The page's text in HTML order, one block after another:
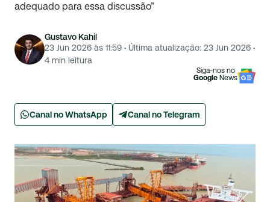
adequado para essa discussão”
Gustavo Kahil
23 Jun 2026 às 11:59 · Última atualização: 23 Jun 2026 ·
4min leitura
Siga-nos no
Google News
Canal no WhatsApp Canal no Telegram